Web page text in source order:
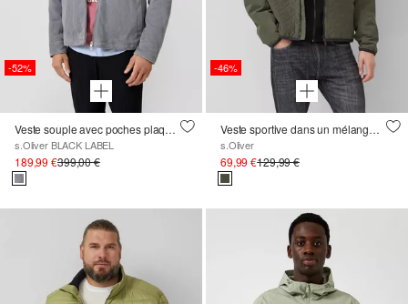
-52%
Veste souple avec poches plaquées sur la poitrine, 100% cuir
s.Oliver BLACK LABEL
189,99 €399,00 €
-46%
Veste sportive dans un mélange de tissus avec capuche réglable
s.Oliver
69,99 €129,99 €